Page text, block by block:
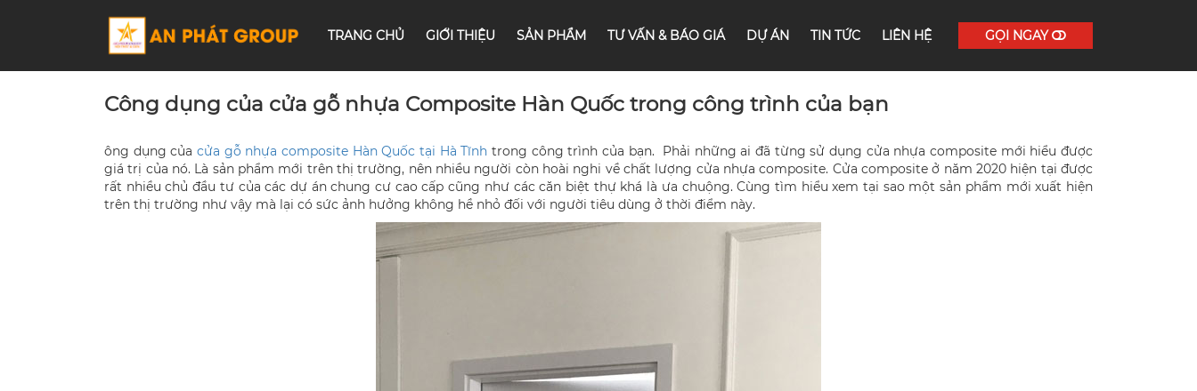
TRANG CHỦ GIỚI THIỆU SẢN PHẨM TƯ VẤN & BÁO GIÁ DỰ ÁN TIN TỨC LIÊN HỆ GỌI NGAY
Công dụng của cửa gỗ nhựa Composite Hàn Quốc trong công trình của bạn
ông dụng của cửa gỗ nhựa composite Hàn Quốc tại Hà Tĩnh trong công trình của bạn. Phải những ai đã từng sử dụng cửa nhựa composite mới hiểu được
giá trị của nó. Là sản phẩm mới trên thị trường, nên nhiều người còn hoài nghi về chất lượng cửa nhựa composite. Cửa composite ở năm 2020 hiện tại được
rất nhiều chủ đầu tư của các dự án chung cư cao cấp cũng như các căn biệt thự khá là ưa chuộng. Cùng tìm hiểu xem tại sao một sản phẩm mới xuất hiện
trên thị trường như vậy mà lại có sức ảnh hưởng không hề nhỏ đối với người tiêu dùng ở thời điểm này.